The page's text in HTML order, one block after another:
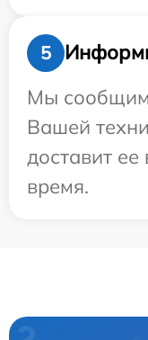
5
Мы сообщим
Вашей
доставит
время.